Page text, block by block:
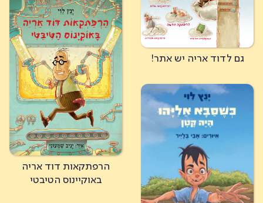
גם לדוד אריה יש אתר!
הרפתקאות דוד אריה
באוקיינוס הטיבטי